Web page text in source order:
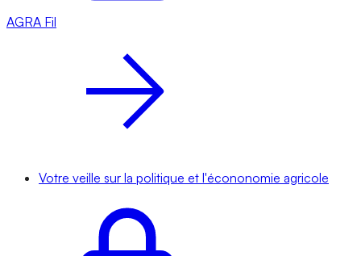
AGRA Fil
Votre veille sur la politique et l'écononomie agricole